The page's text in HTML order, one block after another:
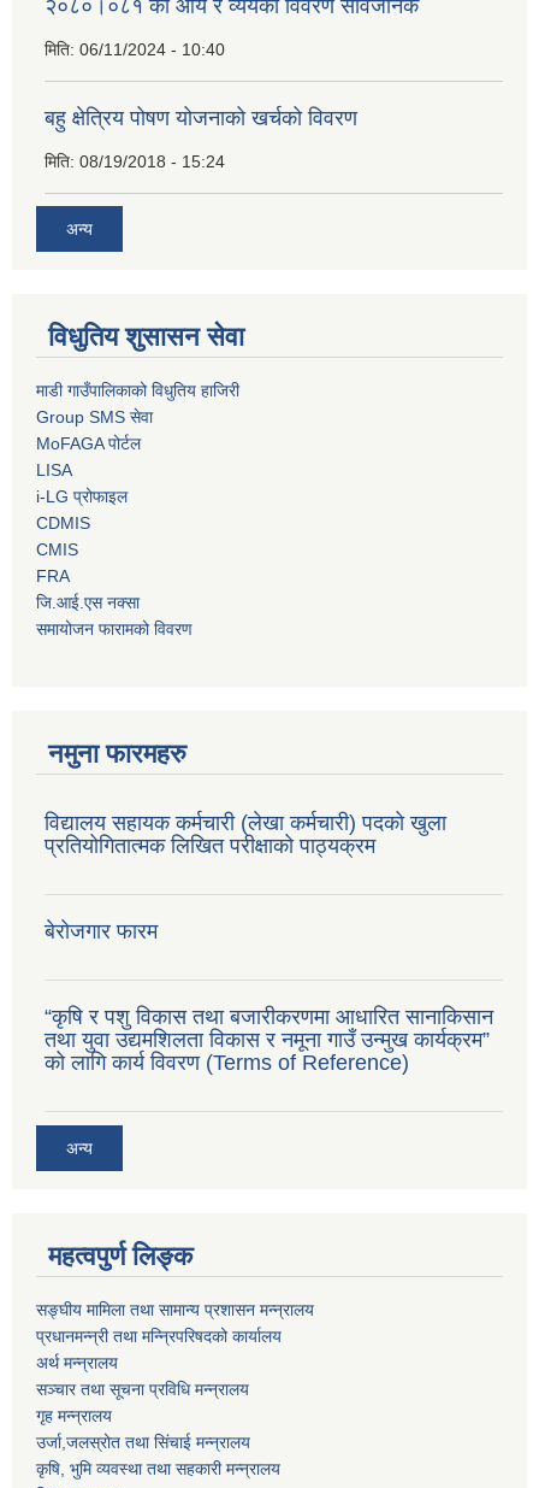
२०८०।०८१ को आय र व्ययको विवरण सार्वजनिक
मिति: 06/11/2024 - 10:40
बहु क्षेत्रिय पोषण योजनाको खर्चको विवरण
मिति: 08/19/2018 - 15:24
अन्य
विधुतिय शुसासन सेवा
माडी गाउँपालिकाको विधुतिय हाजिरी
Group SMS सेवा
MoFAGA पोर्टल
LISA
i-LG प्रोफाइल
CDMIS
CMIS
FRA
जि.आई.एस नक्सा
समायोजन फारामको विवरण
नमुना फारमहरु
विद्यालय सहायक कर्मचारी (लेखा कर्मचारी) पदको खुला
प्रतियोगितात्मक लिखित परीक्षाको पाठ्यक्रम
बेरोजगार फारम
“कृषि र पशु विकास तथा बजारीकरणमा आधारित सानाकिसान
तथा युवा उद्यमशिलता विकास र नमूना गाउँ उन्मुख कार्यक्रम”
को लागि कार्य विवरण (Terms of Reference)
अन्य
महत्वपुर्ण लिङ्क
सङ्घीय मामिला तथा सामान्य प्रशासन मन्न्रालय
प्रधानमन्न्री तथा मन्न्रिपरिषदको कार्यालय
अर्थ मन्न्रालय
सञ्चार तथा सूचना प्रविधि मन्न्रालय
गृह मन्न्रालय
उर्जा,जलस्रोत तथा सिंचाई मन्न्रालय
कृषि, भुमि व्यवस्था तथा सहकारी मन्न्रालय